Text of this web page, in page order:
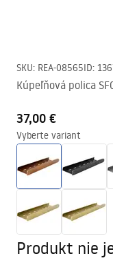
SKU: REA-08565ID:
Kúpeľňová polica
37,00 €
Vyberte variant
Produkt nie